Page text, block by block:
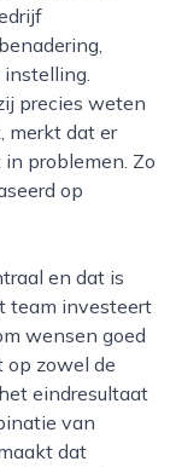
instelling.
precies weten
merkt dat er
problemen. Zo
op
team investeert
wensen goed
op zowel de
eindresultaat
van
dat